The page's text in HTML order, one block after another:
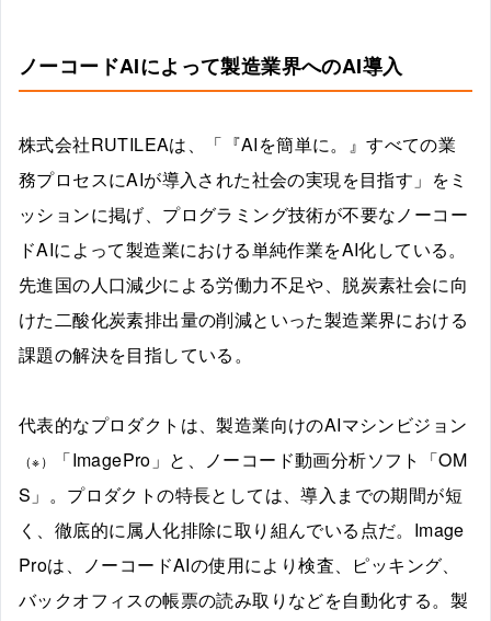
ノーコードAIによって製造業界へのAI導入
株式会社RUTILEAは、「『AIを簡単に。』すべての業
務プロセスにAIが導入された社会の実現を目指す」をミ
ッションに掲げ、プログラミング技術が不要なノーコー
ドAIによって製造業における単純作業をAI化している。
先進国の人口減少による労働力不足や、脱炭素社会に向
けた二酸化炭素排出量の削減といった製造業界における
課題の解決を目指している。
代表的なプロダクトは、製造業向けのAIマシンビジョン
（※）
「ImagePro」と、ノーコード動画分析ソフト「OM
S」。プロダクトの特長としては、導入までの期間が短
く、徹底的に属人化排除に取り組んでいる点だ。Image
Proは、ノーコードAIの使用により検査、ピッキング、
バックオフィスの帳票の読み取りなどを自動化する。製